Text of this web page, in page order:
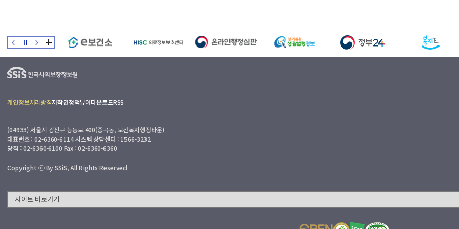
개인정보처리방침저작권정책뷰어다운로드RSS
(04933) 서울시 광진구 능동로 400(중곡동, 보건복지행정타운)
대표번호 : 02-6360-6114 시스템 상담센터 : 1566-3232
당직 : 02-6360-6100 Fax : 02-6360-6360
Copyright ⓒ By SSiS, All Rights Reserved